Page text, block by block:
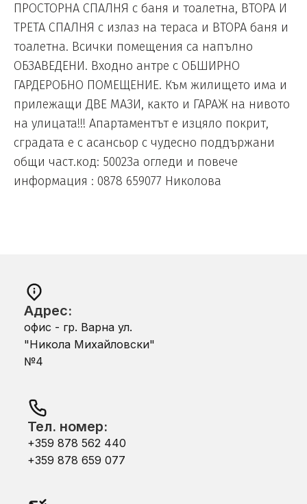
ПРОСТОРНА СПАЛНЯ с баня и тоалетна, ВТОРА И
ТРЕТА СПАЛНЯ с излаз на тераса и ВТОРА баня и
тоалетна. Всички помещения са напълно
ОБЗАВЕДЕНИ. Входно антре с ОБШИРНО
ГАРДЕРОБНО ПОМЕЩЕНИЕ. Към жилището има и
прилежащи ДВЕ МАЗИ, както и ГАРАЖ на нивото
на улицата!!! Апартаментът е изцяло покрит,
сградата е с асансьор с чудесно поддържани
общи част.код: 5002За огледи и повече
информация : 0878 659077 Николова
Адрес:
офис - гр. Варна ул.
"Никола Михайловски"
№4
Тел. номер:
+359 878 562 440
+359 878 659 077